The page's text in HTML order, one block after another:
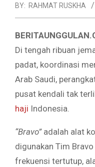
BY: RAHMAT RUSKHA
Di tengah ribuan
padat, koordinasi
Arab Saudi,
pusat kendali tak
haji Indonesia.
“Bravo”adalah alat
digunakan Tim
frekuensi tertutup,